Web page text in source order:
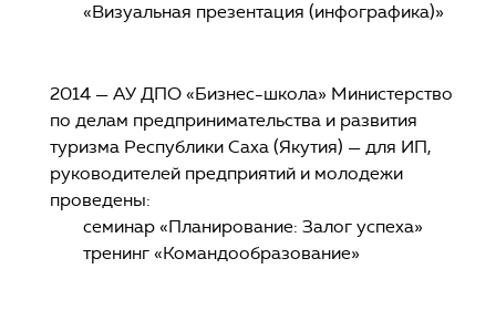
«Визуальная презентация (инфографика)»
2014 — АУ ДПО «Бизнес-школа» Министерство
по делам предпринимательства и развития
туризма Республики Саха (Якутия) — для ИП,
руководителей предприятий и молодежи
проведены:
семинар «Планирование: Залог успеха»
тренинг «Командообразование»